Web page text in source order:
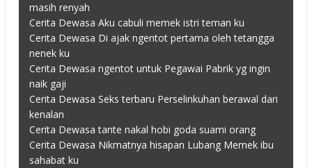
masih renyah
Cerita Dewasa Aku cabuli memek istri teman ku
Cerita Dewasa Di ajak ngentot pertama oleh tetangga
nenek ku
Cerita Dewasa ngentot untuk Pegawai Pabrik yg ingin
naik gaji
Cerita Dewasa Seks terbaru Perselinkuhan berawal dari
kenalan
Cerita Dewasa tante nakal hobi goda suami orang
Cerita Dewasa Nikmatnya hisapan Lubang Memek ibu
sahabat ku